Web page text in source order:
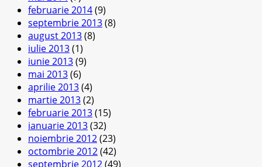
februarie 2014(9)
septembrie 2013(8)
august 2013(8)
iulie 2013(1)
iunie 2013(9)
mai 2013(6)
aprilie 2013(4)
martie 2013(2)
februarie 2013(15)
ianuarie 2013(32)
noiembrie 2012(23)
octombrie 2012(42)
septembrie 2012(49)